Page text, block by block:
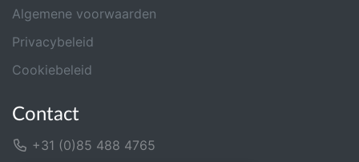
Algemene voorwaarden
Privacybeleid
Cookiebeleid
Contact
+31 (0)85 488 4765